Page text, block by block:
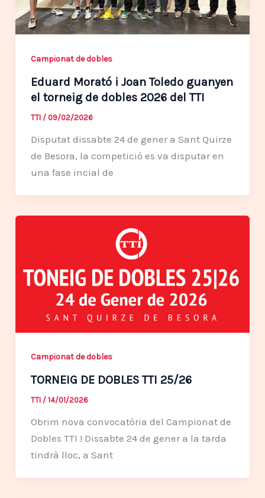
Campionat de dobles
Eduard Morató i Joan Toledo guanyen
el torneig de dobles 2026 del TTI
TTI / 09/02/2026
Disputat dissabte 24 de gener a Sant Quirze
de Besora, la competició es va disputar en
una fase incial de
Campionat de dobles
TORNEIG DE DOBLES TTI 25/26
TTI / 14/01/2026
Obrim nova convocatòria del Campionat de
Dobles TTI ! Dissabte 24 de gener a la tarda
tindrà lloc, a Sant